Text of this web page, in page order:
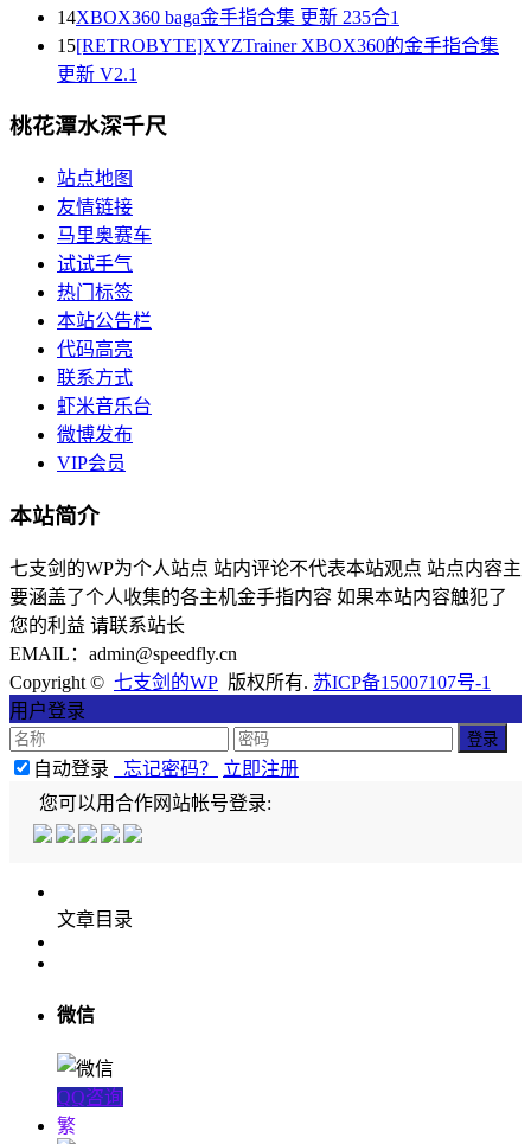
14XBOX360 baga金手指合集 更新 235合1
15[RETROBYTE]XYZTrainer XBOX360的金手指合集
更新 V2.1
桃花潭水深千尺
站点地图
友情链接
马里奥赛车
试试手气
热门标签
本站公告栏
代码高亮
联系方式
虾米音乐台
微博发布
VIP会员
本站简介
七支剑的WP为个人站点 站内评论不代表本站观点 站点内容主
要涵盖了个人收集的各主机金手指内容 如果本站内容触犯了
您的利益 请联系站长
EMAIL：admin@speedfly.cn
Copyright © 七支剑的WP 版权所有. 苏ICP备15007107号-1
用户登录
自动登录 忘记密码？
立即注册
您可以用合作网站帐号登录:
文章目录
微信
QQ咨询
繁